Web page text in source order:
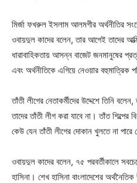
মির্জা ফখরুল ইসলাম আলমগীর অর্থনীতির
ওবায়দুল কাদের বলেন, তার আগেই তাদের
ধারাবাহিকতায় আসন্ন বাজেট জনমানুষের
এবং অর্থনীতিকে এগিয়ে নেওয়ার বহুমাত্রিক
তাঁতী লীগের নেতাকর্মীদের উদ্দেশে তিনি
তাদের তাঁতী লীগ করা যাবে না। তাঁত শিল্পের
কেউ যেন তাঁতী লীগের দোকান খুলতে না পারে
ওবায়দুল কাদের বলেন, ৭৫ পরবর্তীকালে
হাসিনা। শেখ হাসিনা বাংলাদেশের